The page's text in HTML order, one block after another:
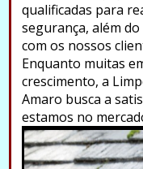
qualificadas para
segurança, além
com os nossos
Enquanto muitas
crescimento, a
Amaro busca a
estamos no